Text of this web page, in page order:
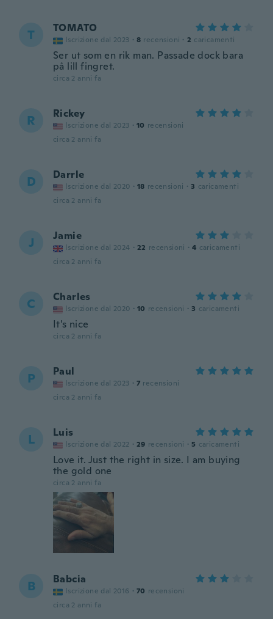
T TOMATO
Iscrizione dal 2023 · 8 recensioni · 2 caricamenti
Ser ut som en rik man. Passade dock bara
på lill fingret.
circa 2 anni fa
R Rickey
Iscrizione dal 2023 · 10 recensioni
circa 2 anni fa
D Darrle
Iscrizione dal 2020 · 18 recensioni · 3 caricamenti
circa 2 anni fa
J Jamie
Iscrizione dal 2024 · 22 recensioni · 4 caricamenti
circa 2 anni fa
C Charles
Iscrizione dal 2020 · 10 recensioni · 3 caricamenti
It's nice
circa 2 anni fa
P Paul
Iscrizione dal 2023 · 7 recensioni
circa 2 anni fa
L Luis
Iscrizione dal 2022 · 29 recensioni · 5 caricamenti
Love it. Just the right in size. I am buying
the gold one
circa 2 anni fa
B Babcia
Iscrizione dal 2016 · 70 recensioni
circa 2 anni fa